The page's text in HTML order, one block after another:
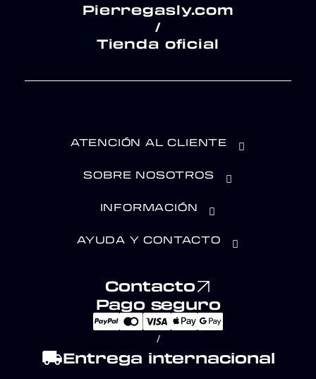
Pierregasly.com
/
Tienda oficial
ATENCIÓN AL CLIENTE
SOBRE NOSOTROS
INFORMACIÓN
AYUDA Y CONTACTO
Contacto
Pago seguro
/
local_shippingEntrega internacional